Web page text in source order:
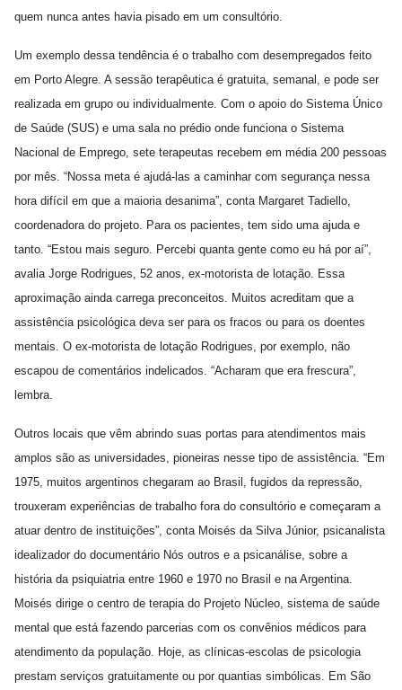
quem nunca antes havia pisado em um consultório.
Um exemplo dessa tendência é o trabalho com desempregados feito
em Porto Alegre. A sessão terapêutica é gratuita, semanal, e pode ser
realizada em grupo ou individualmente. Com o apoio do Sistema Único
de Saúde (SUS) e uma sala no prédio onde funciona o Sistema
Nacional de Emprego, sete terapeutas recebem em média 200 pessoas
por mês. “Nossa meta é ajudá-las a caminhar com segurança nessa
hora difícil em que a maioria desanima”, conta Margaret Tadiello,
coordenadora do projeto. Para os pacientes, tem sido uma ajuda e
tanto. “Estou mais seguro. Percebi quanta gente como eu há por aí”,
avalia Jorge Rodrigues, 52 anos, ex-motorista de lotação. Essa
aproximação ainda carrega preconceitos. Muitos acreditam que a
assistência psicológica deva ser para os fracos ou para os doentes
mentais. O ex-motorista de lotação Rodrigues, por exemplo, não
escapou de comentários indelicados. “Acharam que era frescura”,
lembra.
Outros locais que vêm abrindo suas portas para atendimentos mais
amplos são as universidades, pioneiras nesse tipo de assistência. “Em
1975, muitos argentinos chegaram ao Brasil, fugidos da repressão,
trouxeram experiências de trabalho fora do consultório e começaram a
atuar dentro de instituições”, conta Moisés da Silva Júnior, psicanalista
idealizador do documentário Nós outros e a psicanálise, sobre a
história da psiquiatria entre 1960 e 1970 no Brasil e na Argentina.
Moisés dirige o centro de terapia do Projeto Núcleo, sistema de saúde
mental que está fazendo parcerias com os convênios médicos para
atendimento da população. Hoje, as clínicas-escolas de psicologia
prestam serviços gratuitamente ou por quantias simbólicas. Em São